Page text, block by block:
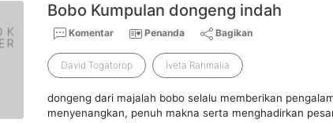
Bobo Kumpulan dongeng indah
Komentar Penanda Bagikan
David Togatorop Iveta Rahmalia
dongeng dari majalah bobo selalu memberikan
menyenangkan, penuh makna serta menghadirkan